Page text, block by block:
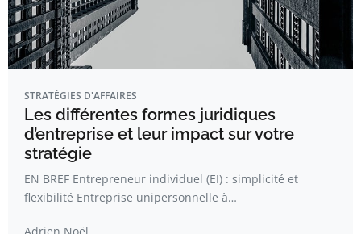
STRATÉGIES D'AFFAIRES
Les différentes formes juridiques
d’entreprise et leur impact sur votre
stratégie
EN BREF Entrepreneur individuel (EI) : simplicité et
flexibilité Entreprise unipersonnelle à…